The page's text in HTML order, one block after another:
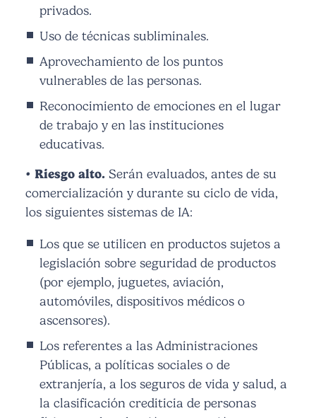
privados.
Uso de técnicas subliminales.
Aprovechamiento de los puntos
vulnerables de las personas.
Reconocimiento de emociones en el lugar
de trabajo y en las instituciones
educativas.
• Riesgo alto. Serán evaluados, antes de su
comercialización y durante su ciclo de vida,
los siguientes sistemas de IA:
Los que se utilicen en productos sujetos a
legislación sobre seguridad de productos
(por ejemplo, juguetes, aviación,
automóviles, dispositivos médicos o
ascensores).
Los referentes a las Administraciones
Públicas, a políticas sociales o de
extranjería, a los seguros de vida y salud, a
la clasificación crediticia de personas